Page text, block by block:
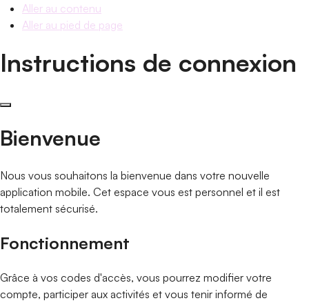
Aller au contenu
Aller au pied de page
Instructions de connexion
Bienvenue
Nous vous souhaitons la bienvenue dans votre nouvelle
application mobile. Cet espace vous est personnel et il est
totalement sécurisé.
Fonctionnement
Grâce à vos codes d'accès, vous pourrez modifier votre
compte, participer aux activités et vous tenir informé de